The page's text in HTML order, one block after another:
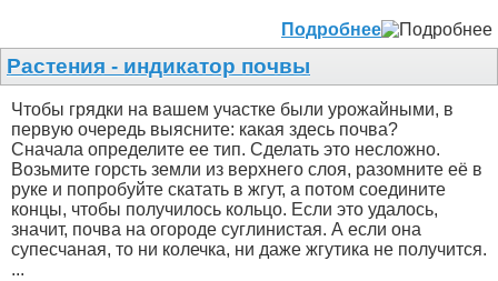
Подробнее
Растения - индикатор почвы
Чтобы грядки на вашем участке были урожайными, в
первую очередь выясните: какая здесь почва?
Сначала определите ее тип. Сделать это несложно.
Возьмите горсть земли из верхнего слоя, разомните её в
руке и попробуйте скатать в жгут, а потом соедините
концы, чтобы получилось кольцо. Если это удалось,
значит, почва на огороде суглинистая. А если она
супесчаная, то ни колечка, ни даже жгутика не получится.
...